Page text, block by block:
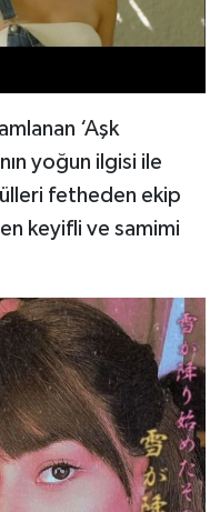
‘Aşk
yoğun ilgisi ile
fetheden ekip
keyifli ve samimi